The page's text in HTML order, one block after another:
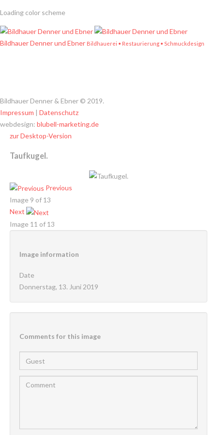
Loading color scheme
Bildhauer Denner und Ebner Bildhauerei • Restaurierung • Schmuckdesign
Bildhauer Denner & Ebner © 2019.
Impressum
Datenschutz
webdesign: blubell-marketing.de
zur Desktop-Version
Taufkugel.
Previous
Image 9 of 13
Next
Image 11 of 13
Image information
Date
Donnerstag, 13. Juni 2019
Comments for this image